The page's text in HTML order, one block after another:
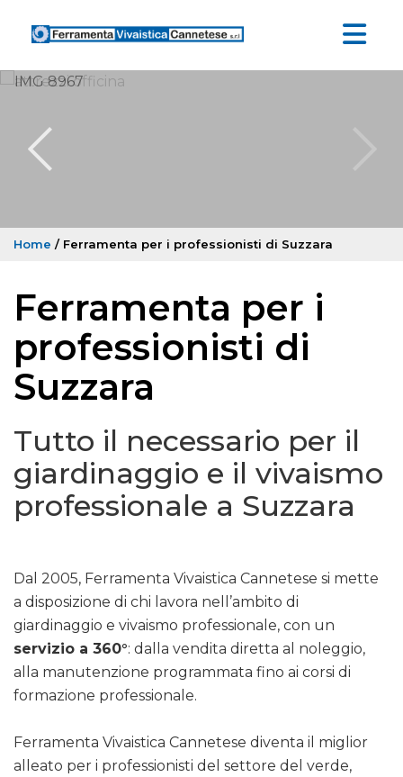
Home / Ferramenta per i professionisti di Suzzara
Ferramenta per i
professionisti di
Suzzara
Tutto il necessario per il
giardinaggio e il vivaismo
professionale a Suzzara
Dal 2005, Ferramenta Vivaistica Cannetese si mette
a disposizione di chi lavora nell’ambito di
giardinaggio e vivaismo professionale, con un
servizio a 360°: dalla vendita diretta al noleggio,
alla manutenzione programmata fino ai corsi di
formazione professionale.
Ferramenta Vivaistica Cannetese diventa il miglior
alleato per i professionisti del settore del verde,